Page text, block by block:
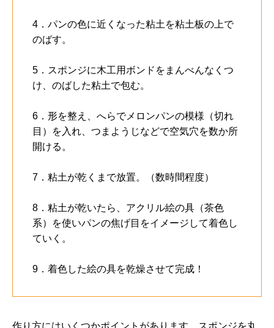
4．パンの色に近くなった粘土を粘土板の上で
のばす。
5．スポンジに木工用ボンドをまんべんなくつ
け、のばした粘土で包む。
6．形を整え、へらでメロンパンの模様（切れ
目）を入れ、つまようじなどで空気穴を数か所
開ける。
7．粘土が乾くまで放置。（数時間程度）
8．粘土が乾いたら、アクリル絵の具（茶色
系）を使いパンの焦げ目をイメージして着色し
ていく。
9．着色した絵の具を乾燥させて完成！